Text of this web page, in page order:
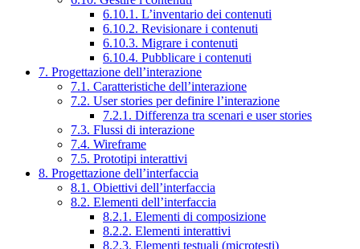
6.10.1. L’inventario dei contenuti
6.10.2. Revisionare i contenuti
6.10.3. Migrare i contenuti
6.10.4. Pubblicare i contenuti
7. Progettazione dell’interazione
7.1. Caratteristiche dell’interazione
7.2. User stories per definire l’interazione
7.2.1. Differenza tra scenari e user stories
7.3. Flussi di interazione
7.4. Wireframe
7.5. Prototipi interattivi
8. Progettazione dell’interfaccia
8.1. Obiettivi dell’interfaccia
8.2. Elementi dell’interfaccia
8.2.1. Elementi di composizione
8.2.2. Elementi interattivi
8.2.3. Elementi testuali (microtesti)